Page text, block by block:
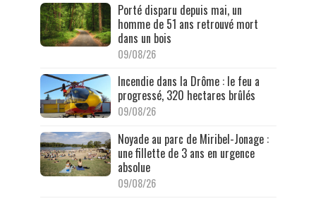
Porté disparu depuis mai, un
homme de 51 ans retrouvé mort
dans un bois
09/08/26
Incendie dans la Drôme : le feu a
progressé, 320 hectares brûlés
09/08/26
Noyade au parc de Miribel-Jonage :
une fillette de 3 ans en urgence
absolue
09/08/26